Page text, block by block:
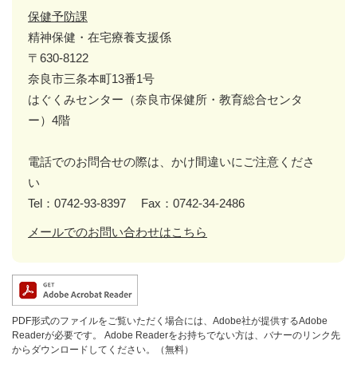
保健予防課
精神保健・在宅療養支援係
〒630-8122
奈良市三条本町13番1号
はぐくみセンター（奈良市保健所・教育総合センタ
ー）4階
電話でのお問合せの際は、かけ間違いにご注意くださ
い
Tel：0742-93-8397
Fax：0742-34-2486
メールでのお問い合わせはこちら
PDF形式のファイルをご覧いただく場合には、Adobe社が提供するAdobe
Readerが必要です。
Adobe Readerをお持ちでない方は、バナーのリンク先
からダウンロードしてください。（無料）